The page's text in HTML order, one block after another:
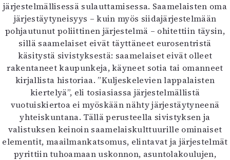
järjestelmällisessä sulauttamisessa. Saamelaisten oma
järjestäytyneisyys – kuin myös siidajärjestelmään
pohjautunut poliittinen järjestelmä – ohitettiin täysin,
sillä saamelaiset eivät täyttäneet eurosentristä
käsitystä sivistyksestä: saamelaiset eivät olleet
rakentaneet kaupunkeja, käyneet sotia tai omanneet
kirjallista historiaa. ”Kuljeskelevien lappalaisten
kiertelyä”, eli tosiasiassa järjestelmällistä
vuotuiskiertoa ei myöskään nähty järjestäytyneenä
yhteiskuntana. Tällä perusteella sivistyksen ja
valistuksen keinoin saamelaiskulttuurille ominaiset
elementit, maailmankatsomus, elintavat ja järjestelmät
pyrittiin tuhoamaan uskonnon, asuntolakoulujen,